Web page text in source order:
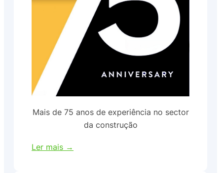
Mais de 75 anos de experiência no sector
da construção
Ler mais →